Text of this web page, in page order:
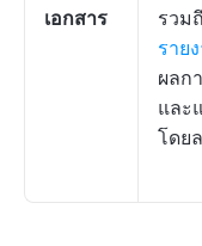
เอกสาร
รวม
ราย
ผลก
และ
โดย